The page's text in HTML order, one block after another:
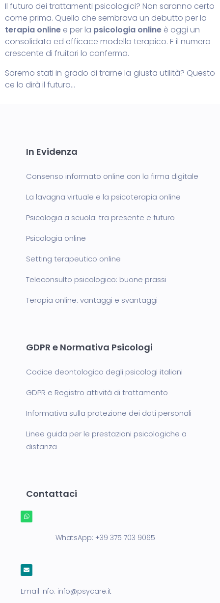
Il futuro dei trattamenti psicologici? Non saranno certo
come prima. Quello che sembrava un debutto per la
terapia online e per la psicologia online è oggi un
consolidato ed efficace modello terapico. E il numero
crescente di fruitori lo conferma.
Saremo stati in grado di trarne la giusta utilità? Questo
ce lo dirà il futuro…
In Evidenza
Consenso informato online con la firma digitale
La lavagna virtuale e la psicoterapia online
Psicologia a scuola: tra presente e futuro
Psicologia online
Setting terapeutico online
Teleconsulto psicologico: buone prassi
Terapia online: vantaggi e svantaggi
GDPR e Normativa Psicologi
Codice deontologico degli psicologi italiani
GDPR e Registro attività di trattamento
Informativa sulla protezione dei dati personali
Linee guida per le prestazioni psicologiche a
distanza
Contattaci
WhatsApp: +39 375 703 9065
Email info: info@psycare.it